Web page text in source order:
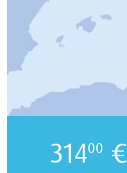
31400 €